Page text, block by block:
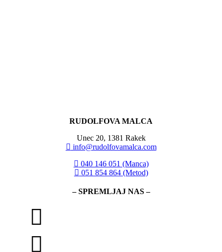
RUDOLFOVA MALCA
Unec 20, 1381 Rakek
info@rudolfovamalca.com
040 146 051 (Manca)
051 854 864 (Metod)
– SPREMLJAJ NAS –